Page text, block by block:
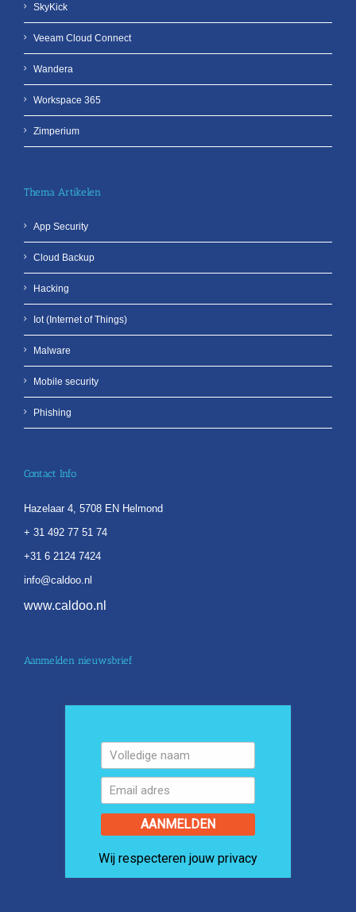
SkyKick
Veeam Cloud Connect
Wandera
Workspace 365
Zimperium
Thema Artikelen
App Security
Cloud Backup
Hacking
Iot (Internet of Things)
Malware
Mobile security
Phishing
Contact Info
Hazelaar 4, 5708 EN Helmond
+ 31 492 77 51 74
+31 6 2124 7424
info@caldoo.nl
www.caldoo.nl
Aanmelden nieuwsbrief
AANMELDEN
Wij respecteren jouw privacy